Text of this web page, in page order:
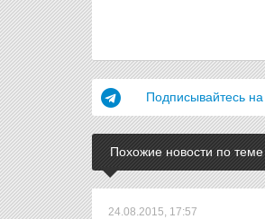
Подписывайтесь
Похожие новости по теме
24.08.2015, 17:57